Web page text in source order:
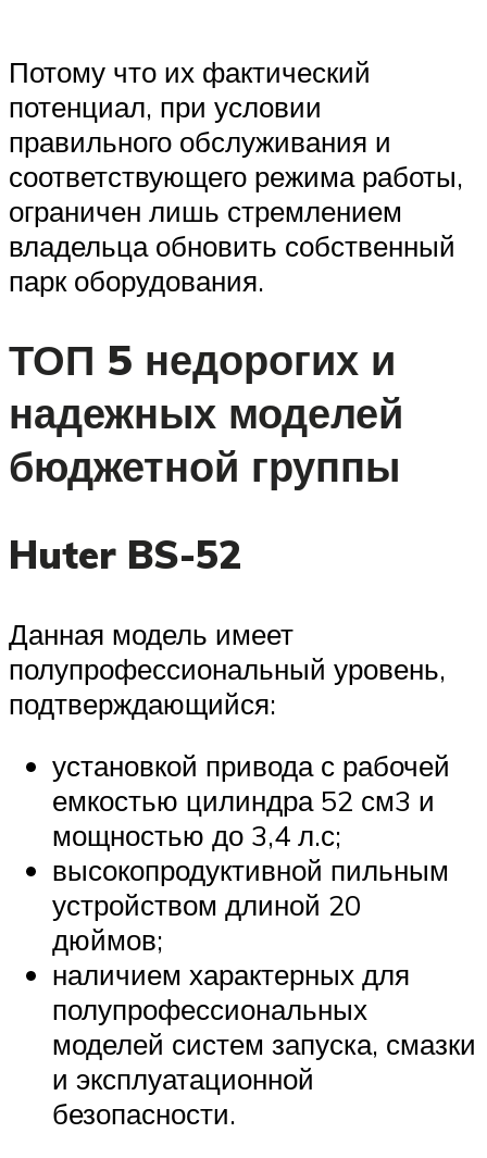
Потому что их фактический
потенциал, при условии
правильного обслуживания и
соответствующего режима работы,
ограничен лишь стремлением
владельца обновить собственный
парк оборудования.
ТОП 5 недорогих и
надежных моделей
бюджетной группы
Huter BS-52
Данная модель имеет
полупрофессиональный уровень,
подтверждающийся:
установкой привода с рабочей
емкостью цилиндра 52 см3 и
мощностью до 3,4 л.с;
высокопродуктивной пильным
устройством длиной 20
дюймов;
наличием характерных для
полупрофессиональных
моделей систем запуска, смазки
и эксплуатационной
безопасности.